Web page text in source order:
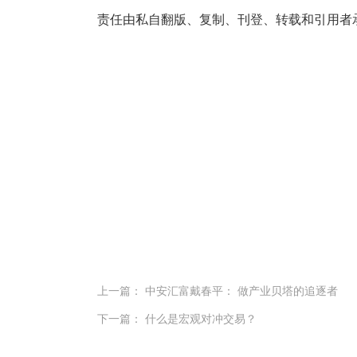
责任由私自翻版、复制、刊登、转载和引用者
上一篇： 中安汇富戴春平： 做产业贝塔的追逐者
下一篇： 什么是宏观对冲交易？